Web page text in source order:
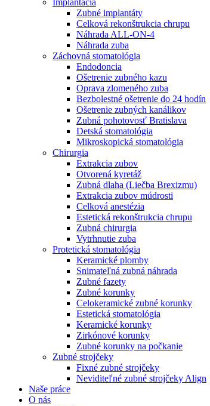
Implantácia
Zubné implantáty
Celková rekonštrukcia chrupu
Náhrada ALL-ON-4
Náhrada zuba
Záchovná stomatológia
Endodoncia
Ošetrenie zubného kazu
Oprava zlomeného zuba
Bezbolestné ošetrenie do 24 hodín
Ošetrenie zubných kanálikov
Zubná pohotovosť Bratislava
Detská stomatológia
Mikroskopická stomatológia
Chirurgia
Extrakcia zubov
Otvorená kyretáž
Zubná dlaha (Liečba Brexizmu)
Extrakcia zubov múdrosti
Celková anestézia
Estetická rekonštrukcia chrupu
Zubná chirurgia
Vytrhnutie zuba
Protetická stomatológia
Keramické plomby
Snimateľná zubná náhrada
Zubné fazety
Zubné korunky
Celokeramické zubné korunky
Estetická stomatológia
Keramické korunky
Zirkónové korunky
Zubné korunky na počkanie
Zubné strojčeky
Fixné zubné strojčeky
Neviditeľné zubné strojčeky Align
Naše práce
O nás